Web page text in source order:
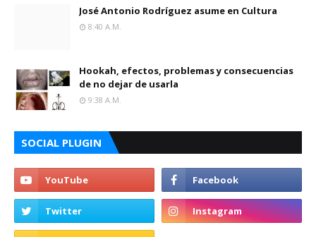
José Antonio Rodríguez asume en Cultura
8:40 A.m.
Hookah, efectos, problemas y consecuencias
de no dejar de usarla
9:38 A.m.
SOCIAL PLUGIN